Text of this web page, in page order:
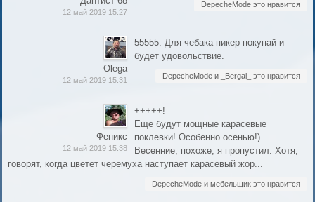
12 май 2019 15:27
DepecheMode это нравится
Olega
12 май 2019 15:31
55555. Для чебака пикер покупай и
будет удовольствие.
DepecheMode и _Bergal_ это нравится
Феникс
12 май 2019 15:38
+++++!
Еще будут мощные карасевые
поклевки! Особенно осенью!)
Весенние, похоже, я пропустил. Хотя,
говорят, когда цветет черемуха наступает карасевый жор...
DepecheMode и мебельщик это нравится